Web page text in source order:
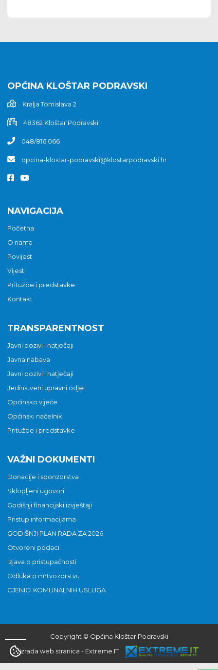
OPĆINA KLOŠTAR PODRAVSKI
Kralja Tomislava 2
48362 Kloštar Podravski
048/816 066
opcina-klostar-podravski@klostarpodravski.hr
NAVIGACIJA
Početna
O nama
Povijest
Vijesti
Pritužbe i predstavke
Kontakt
TRANSPARENTNOST
Javni pozivi i natječaji
Javna nabava
Javni pozivi i natječaji
Jedinstveni upravni odjel
Općinsko vijeće
Općinski načelnik
Pritužbe i predstavke
VAŽNI DOKUMENTI
Donacije i sponzorstva
Sklopljeni ugovori
Godišnji financijski izvještaji
Pristup informacijama
GODIŠNJI PLAN RADA ZA 2026
Otvoreni podaci
Izjava o pristupačnosti
Odluka o mrtvozorstvu
CJENICI KOMUNALNIH USLUGA
Copyright © Općina Kloštar Podravski
Izrada web stranica - Extreme IT